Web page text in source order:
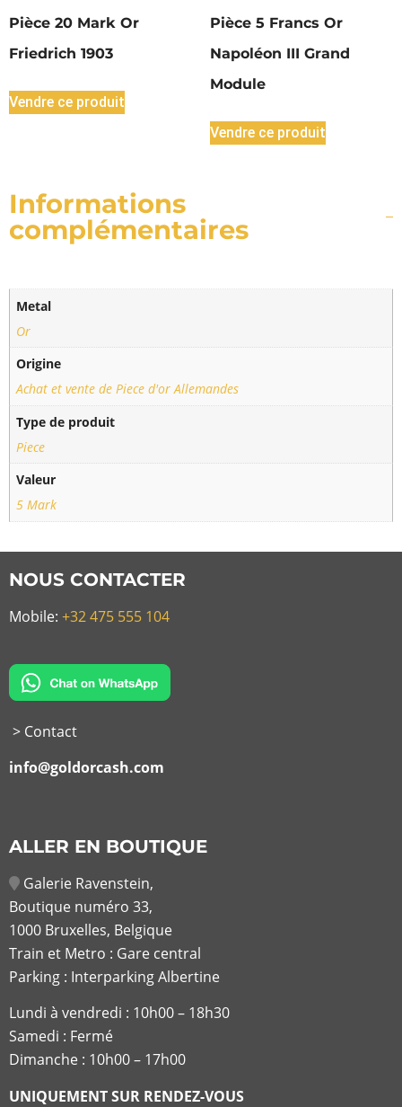
Pièce 20 Mark Or
Friedrich 1903
Vendre ce produit
Pièce 5 Francs Or
Napoléon III Grand
Module
Vendre ce produit
Informations
complémentaires
Metal
Or
Origine
Achat et vente de Piece d'or Allemandes
Type de produit
Piece
Valeur
5 Mark
NOUS CONTACTER
Mobile: +32 475 555 104
> Contact
info@goldorcash.com
ALLER EN BOUTIQUE
Galerie Ravenstein,
Boutique numéro 33,
1000 Bruxelles, Belgique
Train et Metro : Gare central
Parking : Interparking Albertine
Lundi à vendredi : 10h00 – 18h30
Samedi : Fermé
Dimanche : 10h00 – 17h00
UNIQUEMENT SUR RENDEZ-VOUS